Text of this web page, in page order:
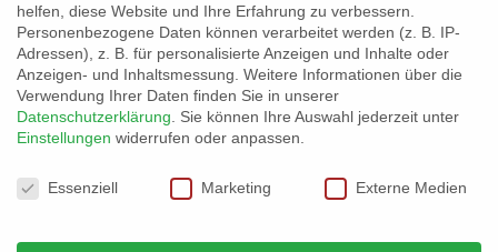
+4940 46 777 230
helfen, diese Website und Ihre Erfahrung zu verbessern.
Personenbezogene Daten können verarbeitet werden (z. B. IP-
Adressen), z. B. für personalisierte Anzeigen und Inhalte oder
Anzeigen- und Inhaltsmessung. Weitere Informationen über die
Verwendung Ihrer Daten finden Sie in unserer
Datenschutzerklärung
Sie können Ihre Auswahl jederzeit unter
Einstellungen widerrufen oder anpassen.
Datenschutzeinstellungen
Essenziell Marketing Externe Medien